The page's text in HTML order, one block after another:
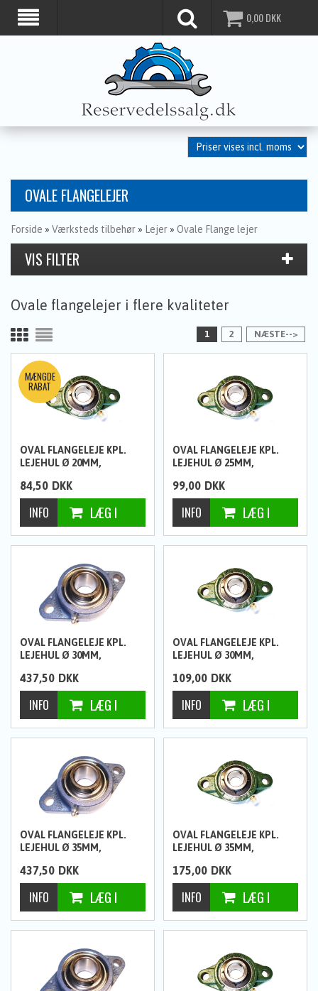
0,00DKK
OVALE FLANGELEJER
Forside » Værksteds tilbehør » Lejer » Ovale Flange lejer
Ovale flangelejer i flere kvaliteter
1 2 NÆSTE-->
OVAL FLANGELEJE KPL.
LEJEHUL Ø 20MM,
84,50 DKK
OVAL FLANGELEJE KPL.
LEJEHUL Ø 25MM,
99,00 DKK
OVAL FLANGELEJE KPL.
LEJEHUL Ø 30MM,
SKF
437,50 DKK
OVAL FLANGELEJE KPL.
LEJEHUL Ø 30MM,
109,00 DKK
OVAL FLANGELEJE KPL.
LEJEHUL Ø 35MM,
SKF
437,50 DKK
OVAL FLANGELEJE KPL.
LEJEHUL Ø 35MM,
175,00 DKK